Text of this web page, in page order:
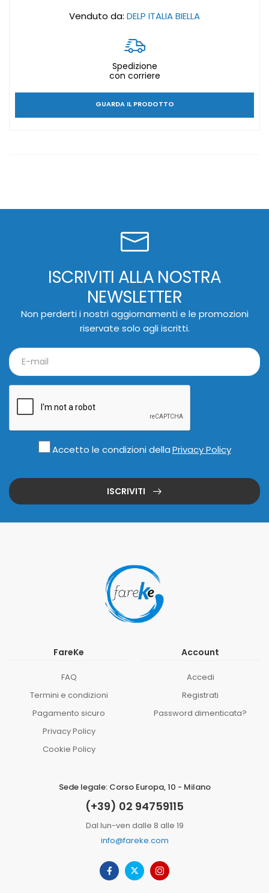
Venduto da: DELP ITALIA BIELLA
Spedizione
con corriere
GUARDA IL PRODOTTO
ISCRIVITI ALLA NOSTRA
NEWSLETTER
Non perderti i nostri aggiornamenti e le promozioni
riservate solo agli iscritti.
Accetto le condizioni dellaPrivacy Policy
ISCRIVITI
FareKe
FAQ
Termini e condizioni
Pagamento sicuro
Privacy Policy
Cookie Policy
Account
Accedi
Registrati
Password dimenticata?
Sede legale: Corso Europa, 10 - Milano
(+39) 02 94759115
Dal lun-ven dalle 8 alle 19
info@fareke.com